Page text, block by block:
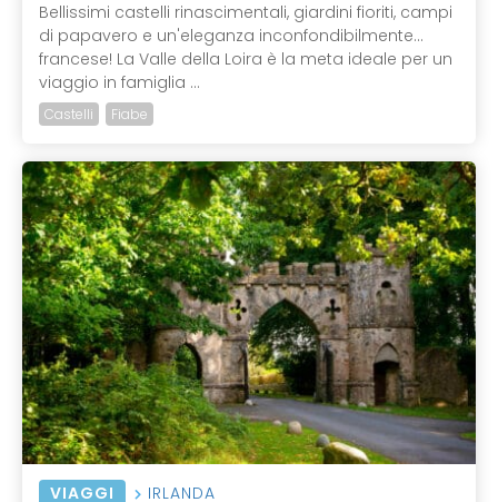
Bellissimi castelli rinascimentali, giardini fioriti, campi
di papavero e un'eleganza inconfondibilmente...
francese! La Valle della Loira è la meta ideale per un
viaggio in famiglia ...
Castelli Fiabe
VIAGGI IRLANDA